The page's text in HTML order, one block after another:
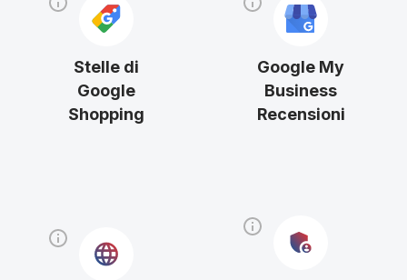
Stelle di
Google
Shopping
Google My
Business
Recensioni